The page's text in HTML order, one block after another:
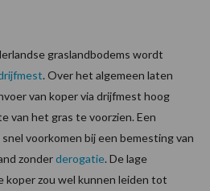
graslandbodems wordt
. Over het algemeen laten
van koper via drijfmest hoog
van het gras te voorzien. Een
voorkomen bij een bemesting van
zonderderogatie. De lage
zou wel kunnen leiden tot